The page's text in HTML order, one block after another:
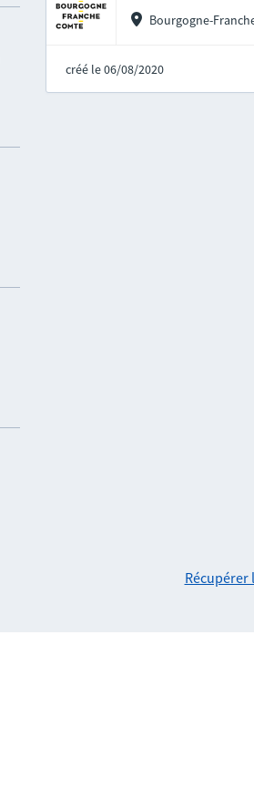
Bourgogne-
créé le 06/08/2020
Récupérer